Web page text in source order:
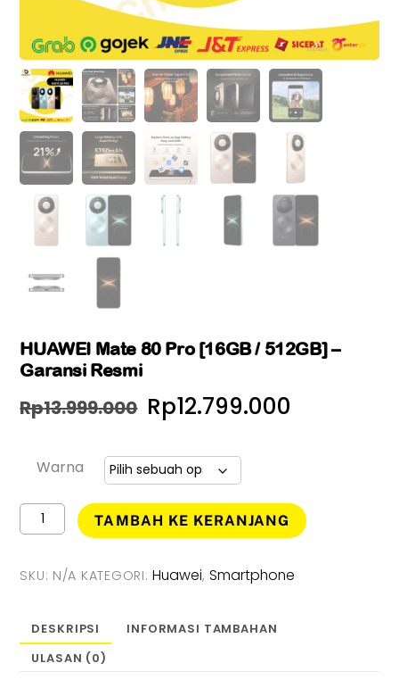
HUAWEI Mate 80 Pro [16GB / 512GB] –
Garansi Resmi
Rp13.999.000 Harga
adalah:
Rp13.999.000.
Rp12.799.000
adalah:
Warna
Kuantitas
HUAWEI
80
Pro
512GB]
TAMBAH KE KERANJANG
SKU: N/A KATEGORI:Huawei, Smartphone
DESKRIPSI
INFORMASI TAMBAHAN
ULASAN (0)